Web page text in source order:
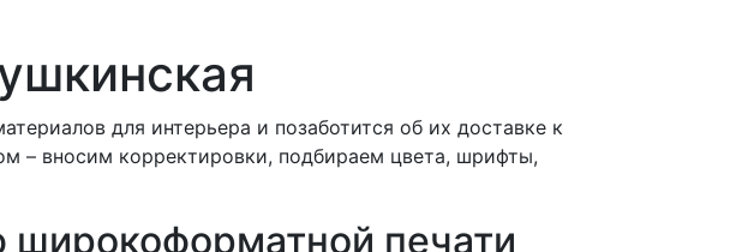
для интерьера и позаботится об их доставке к
– вносим корректировки, подбираем цвета, шрифты,
печати